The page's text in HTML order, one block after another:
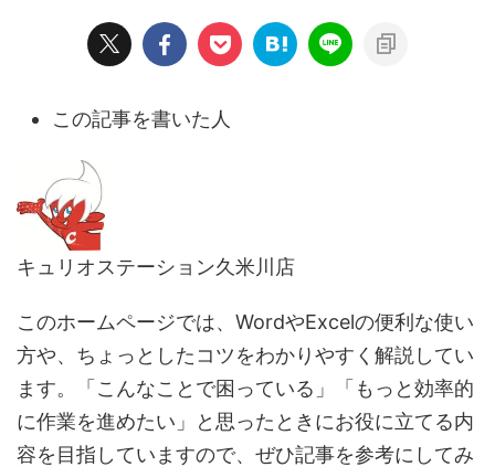
この記事を書いた人
キュリオステーション久米川店
このホームページでは、WordやExcelの便利な使い
方や、ちょっとしたコツをわかりやすく解説してい
ます。「こんなことで困っている」「もっと効率的
に作業を進めたい」と思ったときにお役に立てる内
容を目指していますので、ぜひ記事を参考にしてみ